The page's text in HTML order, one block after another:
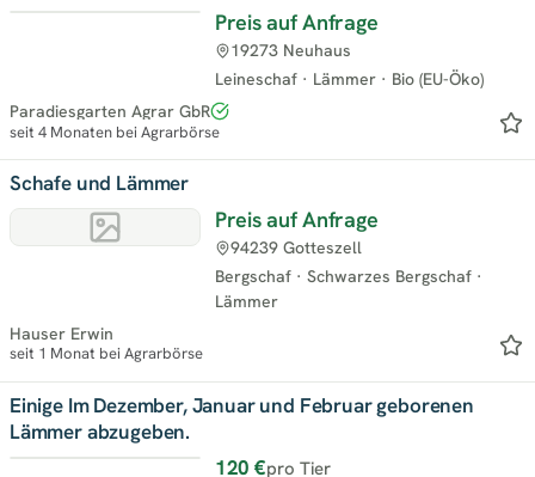
Preis auf Anfrage
Leineschaf · Lämmer · Bio (EU-Öko)
19273 Neuhaus
Paradiesgarten Agrar GbR
seit 4 Monaten bei Agrarbörse
Schafe und Lämmer
Preis auf Anfrage
Bergschaf · Schwarzes Bergschaf ·
Lämmer
94239 Gotteszell
Hauser Erwin
seit 1 Monat bei Agrarbörse
Einige Im Dezember, Januar und Februar geborenen
Lämmer abzugeben.
120 €pro Tier